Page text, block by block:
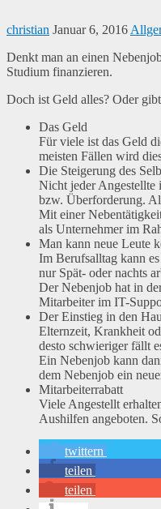
christian Januar 6, 2016
Denkt man an einen
Studium finanzieren.
Doch ist Geld alles? Oder
Das Geld
Für viele ist das Geld
meisten Fällen wird
Die Steigerung des
Nicht jeder Angestellte
bzw. Überforderung.
Mit einer
als Unternehmer im
Man kann neue Leute
Im Berufsalltag kann
nur Spät- oder nachts
Der Nebenjob hat in
Mitarbeiter im IT-
Der Einstieg in den
Elternzeit, Krankheit
desto schwieriger fällt
Ein Nebenjob kann
dem Nebenjob ein
Mitarbeiterrabatt
Viele Angestellt
Aushilfen angeboten.
twittern
teilen
teilen